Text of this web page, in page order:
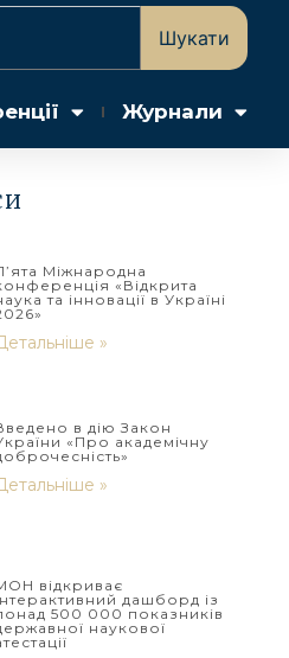
Шукати
Журнали
Міжнародна
«Відкрита
та інновації в Україні
»
в дію Закон
«Про академічну
»
відкриває
дашборд із
500 000 показників
наукової